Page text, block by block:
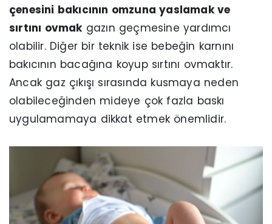
çenesini bakıcının omzuna yaslamak ve
sırtını ovmakgazın geçmesine yardımcı
olabilir. Diğer bir teknik ise bebeğin karnını
bakıcının bacağına koyup sırtını ovmaktır.
Ancak gaz çıkışı sırasında kusmaya neden
olabileceğinden mideye çok fazla baskı
uygulamamaya dikkat etmek önemlidir.